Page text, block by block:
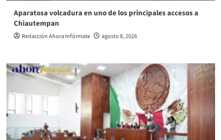
Aparatosa volcadura en uno de los principales accesos a
Chiautempan
Redacción Ahora Infórmate agosto 8, 2026